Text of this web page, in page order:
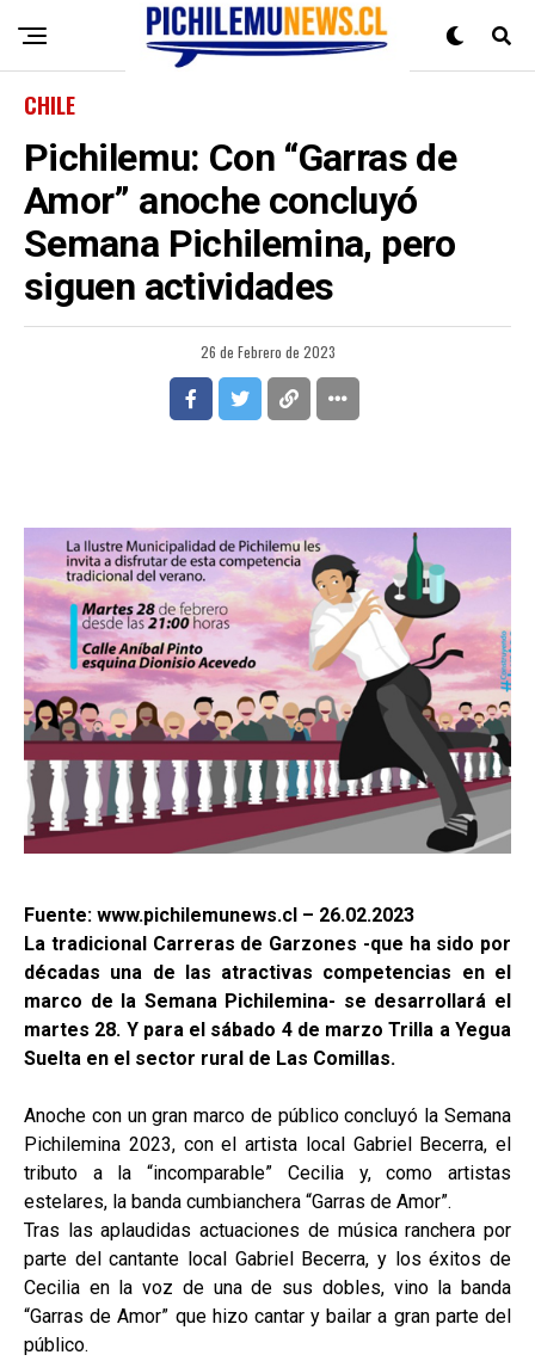
CHILE
Pichilemu: Con “Garras de
Amor” anoche concluyó
Semana Pichilemina, pero
siguen actividades
26 de Febrero de 2023
Fuente: www.pichilemunews.cl – 26.02.2023
La tradicional Carreras de Garzones -que ha sido por
décadas una de las atractivas competencias en el
marco de la Semana Pichilemina- se desarrollará el
martes 28. Y para el sábado 4 de marzo Trilla a Yegua
Suelta en el sector rural de Las Comillas.
Anoche con un gran marco de público concluyó la Semana
Pichilemina 2023, con el artista local Gabriel Becerra, el
tributo a la “incomparable” Cecilia y, como artistas
estelares, la banda cumbianchera “Garras de Amor”.
Tras las aplaudidas actuaciones de música ranchera por
parte del cantante local Gabriel Becerra, y los éxitos de
Cecilia en la voz de una de sus dobles, vino la banda
“Garras de Amor” que hizo cantar y bailar a gran parte del
público.